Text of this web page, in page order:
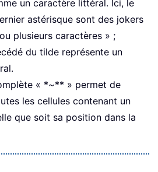
un caractère littéral. Ici, le
astérisque sont des jokers
plusieurs caractères » ;
du tilde représente un
« *~** » permet de
les cellules contenant un
que soit sa position dans la